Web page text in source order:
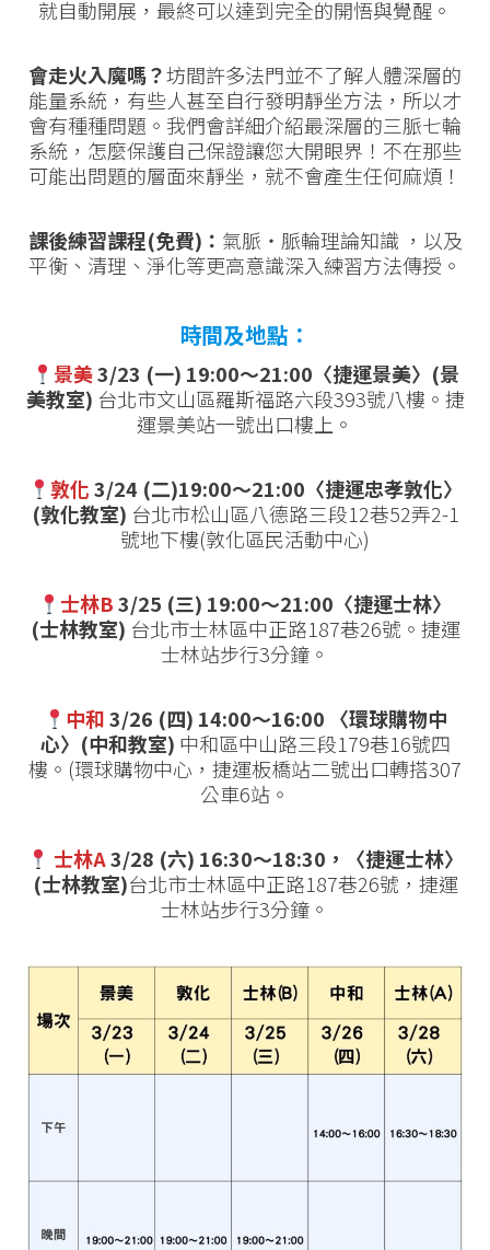
就自動開展，最終可以達到完全的開悟與覺醒。
會走火入魔嗎？坊間許多法門並不了解人體深層的
能量系統，有些人甚至自行發明靜坐方法，所以才
會有種種問題。我們會詳細介紹最深層的三脈七輪
系統，怎麼保護自己保證讓您大開眼界！不在那些
可能出問題的層面來靜坐，就不會產生任何麻煩！
課後練習課程(免費)： 氣脈‧脈輪理論知識 ，以及
平衡、清理、淨化等更高意識深入練習方法傳授。
時間及地點：
景美3/23 (一) 19:00～21:00〈捷運景美〉(景
美教室) 台北市文山區羅斯福路六段393號八樓。捷
運景美站一號出口樓上。
敦化3/24 (二)19:00～21:00〈捷運忠孝敦化〉
(敦化教室) 台北市松山區八德路三段12巷52弄2-1
號地下樓(敦化區民活動中心)
士林B 3/25 (三) 19:00～21:00〈捷運士林〉
(士林教室) 台北市士林區中正路187巷26號。捷運
士林站步行3分鐘。
中和3/26 (四) 14:00～16:00 〈環球購物中
心〉 (中和教室) 中和區中山路三段179巷16號四
樓。(環球購物中心，捷運板橋站二號出口轉搭307
公車6站。
士林A3/28 (六) 16:30～18:30，〈捷運士林〉
(士林教室)台北市士林區中正路187巷26號，捷運
士林站步行3分鐘。